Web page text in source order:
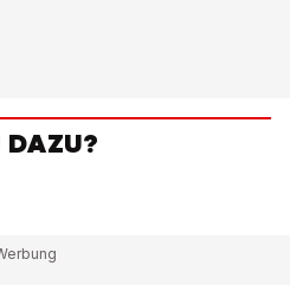
DAZU?